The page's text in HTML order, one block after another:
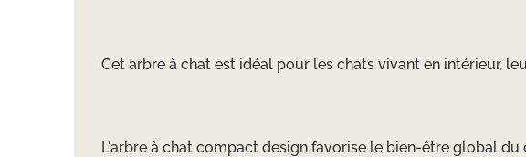
Cet arbre à chat est idéal pour les chats vivant en intérieur,
L'arbre à chat compact design favorise le bien-être global